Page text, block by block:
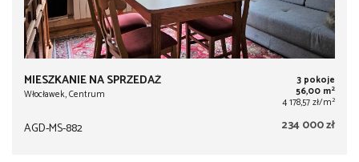
MIESZKANIE NA SPRZEDAŻ
Włocławek, Centrum
3 pokoje
56,00 m2
4 178,57 zł/m2
AGD-MS-882 234 000 zł